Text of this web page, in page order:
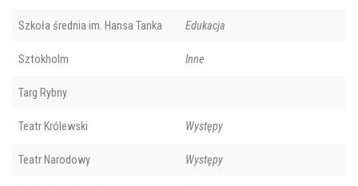
Szkoła średnia im. Hansa Tanka Edukacja
Sztokholm Inne
Targ Rybny
Teatr Królewski Występy
Teatr Narodowy Występy